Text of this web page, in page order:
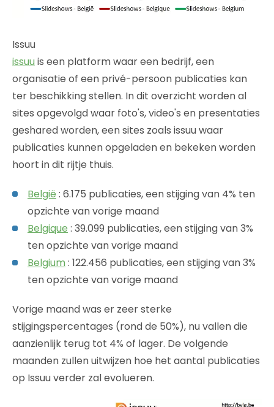
Issuu
issuu is een platform waar een bedrijf, een
organisatie of een privé-persoon publicaties kan
ter beschikking stellen. In dit overzicht worden al
sites opgevolgd waar foto's, video's en presentaties
geshared worden, een sites zoals issuu waar
publicaties kunnen opgeladen en bekeken worden
hoort in dit rijtje thuis.
België : 6.175 publicaties, een stijging van 4% ten
opzichte van vorige maand
Belgique : 39.099 publicaties, een stijging van 3%
ten opzichte van vorige maand
Belgium : 122.456 publicaties, een stijging van 3%
ten opzichte van vorige maand
Vorige maand was er zeer sterke
stijgingspercentages (rond de 50%), nu vallen die
aanzienlijk terug tot 4% of lager. De volgende
maanden zullen uitwijzen hoe het aantal publicaties
op Issuu verder zal evolueren.